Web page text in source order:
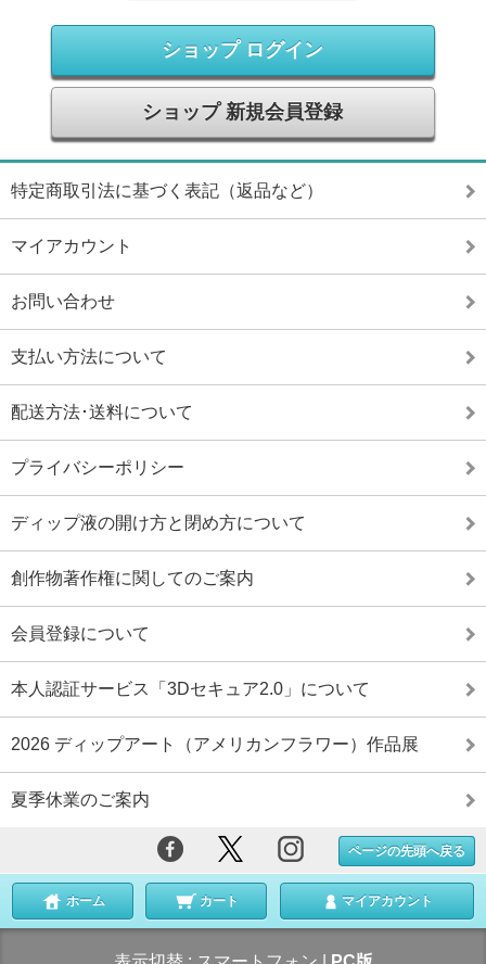
ショップ ログイン
ショップ 新規会員登録
特定商取引法に基づく表記（返品など）
マイアカウント
お問い合わせ
支払い方法について
配送方法･送料について
プライバシーポリシー
ディップ液の開け方と閉め方について
創作物著作権に関してのご案内
会員登録について
本人認証サービス「3Dセキュア2.0」について
2026 ディップアート（アメリカンフラワー）作品展
夏季休業のご案内
ページの先頭へ戻る
ホーム カート マイアカウント